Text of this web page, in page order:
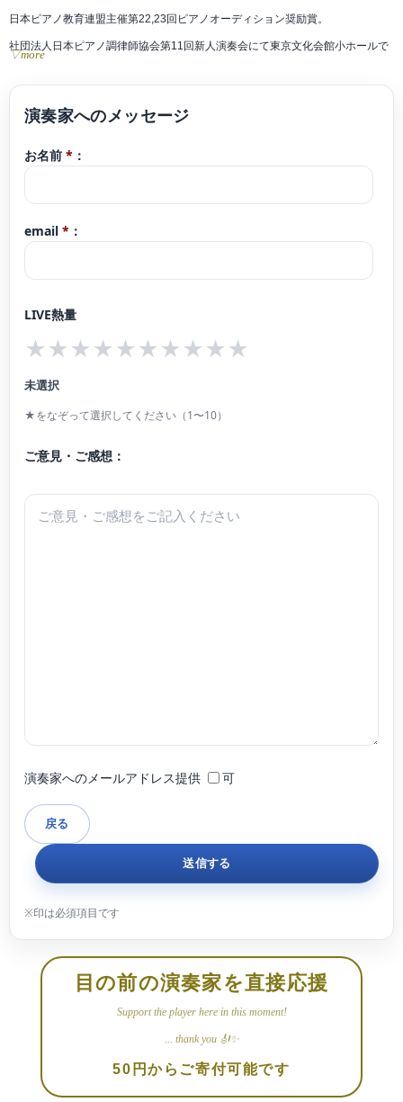
ルの各師に師事。
現在はソロや室内楽、オーケストラ等の演奏活動の他、企業での演奏企画、学
校や施設でのアウトリーチ、ミュージックステーション等のTV出演、アーティ
動は多岐に渡る。
日本ピアノ教育連盟主催第22,23回ピアノオーディション奨励賞。
社団法人日本ピアノ調律師協会第11回新人演奏会にて東京文化会館小ホールで
ブログコンサート予定 https://ameblo.jp/9314yamajisyouhei/
クラシックyoutubeチャンネル「さんチャンネル」2020年開設。
▽more
お名前 * ：
email * ：
LIVE熱量
★★★★★★★★★★
未選択
★をなぞって選択してください（1〜10）
ご意見・ご感想：
演奏家へのメールアドレス提供 可
目の前の演奏家を直接応援
Support the player here in this moment!
... thank you 🎻✨
50円からご寄付可能です